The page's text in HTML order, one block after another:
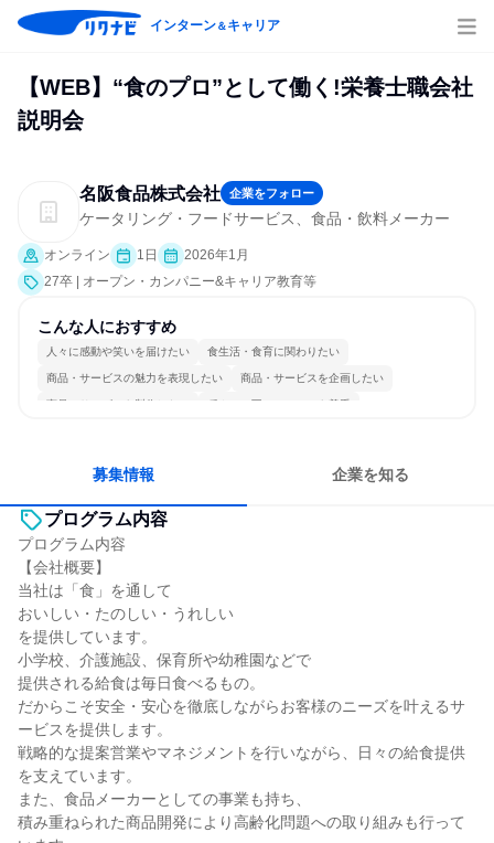
インターン＆キャリア
【WEB】“食のプロ”として働く!栄養士職会社
説明会
名阪食品株式会社 企業をフォロー
ケータリング・フードサービス、食品・飲料メーカー
オンライン 1日
2026年1月
27卒 | オープン・カンパニー&キャリア教育等
こんな人におすすめ
人々に感動や笑いを届けたい 食生活・食育に関わりたい
商品・サービスの魅力を表現したい 商品・サービスを企画したい
商品・サービスを製作したい 穏やかで互いのペースを尊重
募集情報 企業を知る
プログラム内容
プログラム内容
【会社概要】
当社は「食」を通して
おいしい・たのしい・うれしい
を提供しています。
小学校、介護施設、保育所や幼稚園などで
提供される給食は毎日食べるもの。
だからこそ安全・安心を徹底しながらお客様のニーズを叶えるサ
ービスを提供します。
戦略的な提案営業やマネジメントを行いながら、日々の給食提供
を支えています。
また、食品メーカーとしての事業も持ち、
積み重ねられた商品開発により高齢化問題への取り組みも行って